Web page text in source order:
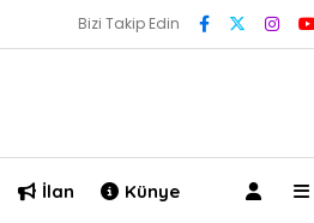
Bizi Takip Edin
İlan Künye